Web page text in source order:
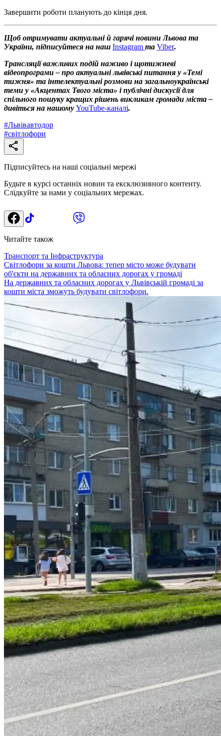
Завершити роботи планують до кінця дня.
Щоб отримувати актуальні й гарячі новини Львова та
України, підписуйтеся на наш Instagram та Viber.
Трансляції важливих подій наживо і щотижневі
відеопрограми – про актуальні львівські питання у «Темі
тижня» та інтелектуальні розмови на загальноукраїнські
теми у «Акцентах Твого міста» і публічні дискусії для
спільного пошуку кращих рішень викликам громади міста –
дивіться на нашому YouTube-каналі.
#Львівавтодор
#світлофори
Підписуйтесь на наші соціальні мережі
Будьте в курсі останніх новин та ексклюзивного контенту.
Слідкуйте за нами у соціальних мережах.
Читайте також
Транспорт та Інфраструктура
Світлофори за кошти Львова: тепер місто може будувати
об'єкти на державних та обласних дорогах у громаді
На державних та обласних дорогах у Львівській громаді за
кошти міста зможуть будувати світлофори.